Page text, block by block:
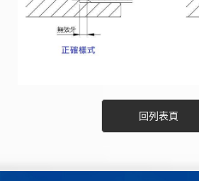
回列表頁